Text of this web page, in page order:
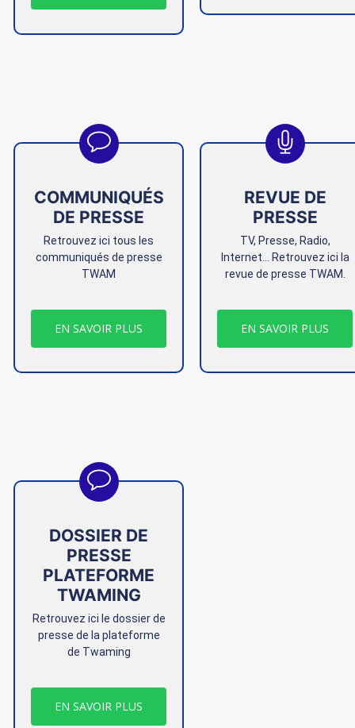
COMMUNIQUÉS
DE PRESSE
Retrouvez ici tous les
communiqués de presse
TWAM
EN SAVOIR PLUS
REVUE DE
PRESSE
TV, Presse, Radio,
Internet… Retrouvez ici la
revue de presse TWAM.
EN SAVOIR PLUS
DOSSIER DE
PRESSE
PLATEFORME
TWAMING
Retrouvez ici le dossier de
presse de la plateforme
de Twaming
EN SAVOIR PLUS